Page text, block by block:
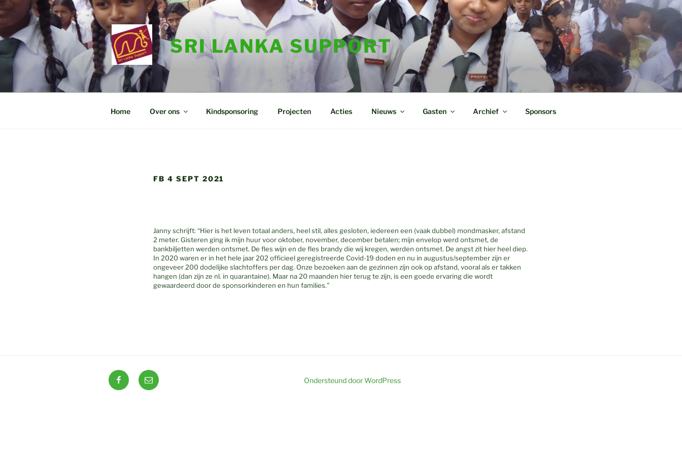
Ga
naar
de
inhoud
SRI LANKA SUPPORT
Home Over ons Kindsponsoring Projecten Acties Nieuws Gasten Archief Sponsors
FB 4 SEPT 2021
Janny schrijft: “Hier is het leven totaal anders, heel stil, alles gesloten, iedereen een (vaak dubbel) mondmasker, afstand
2 meter. Gisteren ging ik mijn huur voor oktober, november, december betalen; mijn envelop werd ontsmet, de
bankbiljetten werden ontsmet. De fles wijn en de fles brandy die wij kregen, werden ontsmet. De angst zit hier heel diep.
In 2020 waren er in het hele jaar 202 officieel geregistreerde Covid-19 doden en nu in augustus/september zijn er
ongeveer 200 dodelijke slachtoffers per dag. Onze bezoeken aan de gezinnen zijn ook op afstand, vooral als er takken
hangen (dan zijn ze nl. in quarantaine). Maar na 20 maanden hier terug te zijn, is een goede ervaring die wordt
gewaardeerd door de sponsorkinderen en hun families.”
Facebook
E-
mail
Ondersteund door WordPress